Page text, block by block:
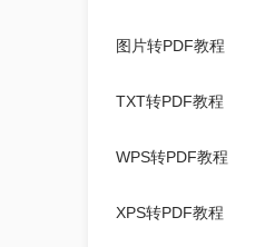
图片转PDF教程
TXT转PDF教程
WPS转PDF教程
XPS转PDF教程